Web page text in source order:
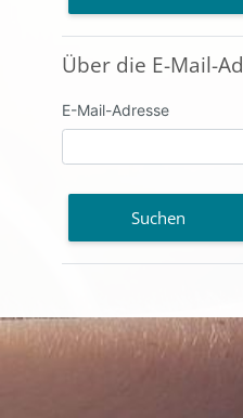
Über die E-Mail-
Über die E-Mail-
E-Mail-Adresse